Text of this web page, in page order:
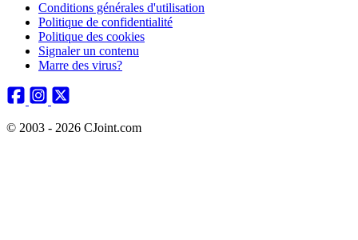
Conditions générales d'utilisation
Politique de confidentialité
Politique des cookies
Signaler un contenu
Marre des virus?
© 2003 - 2026 CJoint.com